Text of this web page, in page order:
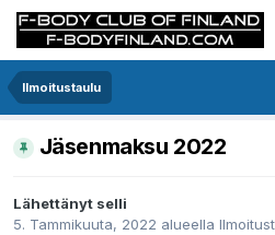
Ilmoitustaulu
Jäsenmaksu 2022
Lähettänyt selli
5. Tammikuuta, 2022 alueella